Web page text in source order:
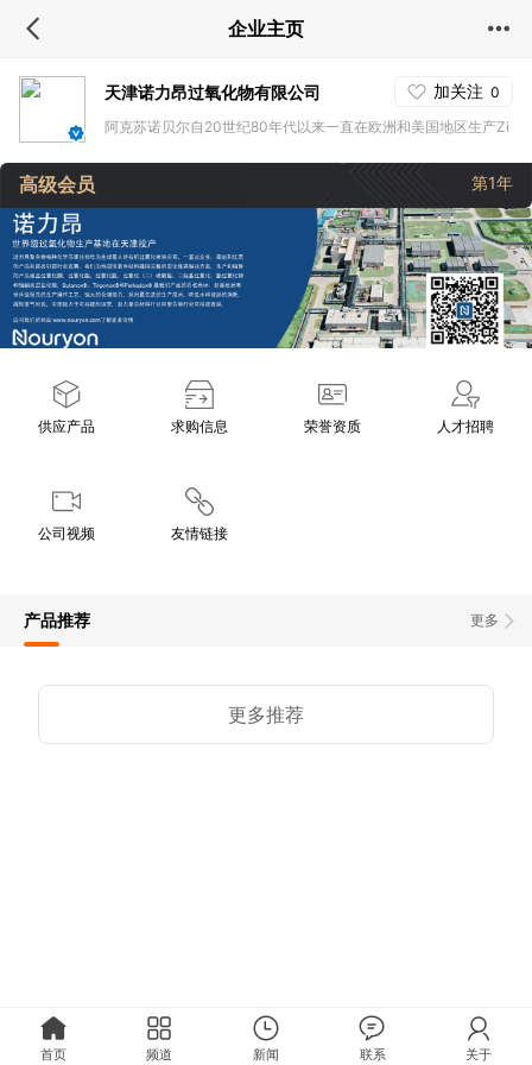
企业主页
天津诺力昂过氧化物有限公司 加关注 0
阿克苏诺贝尔自20世纪80年代以来一直在欧洲和美国地区生产Zi
egler-Natta催化剂
高级会员 第1年
供应产品 求购信息 荣誉资质 人才招聘
公司视频 友情链接
更多
产品推荐
更多推荐
首页 频道 新闻 联系 关于